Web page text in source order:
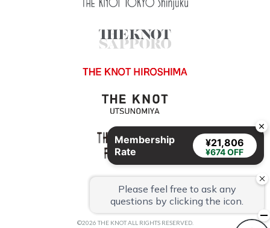
©2026 THE KNOT ALL RIGHTS RESERVED.
Membership
Rate
¥21,806
¥674 OFF